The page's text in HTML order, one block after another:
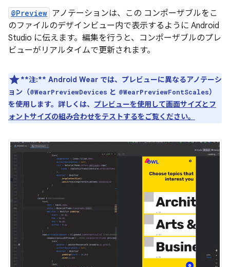
@Preview アノテーションは、この コンポーザブルをこ
のファイルのデザインビュー内で表示するように Android
Studio に伝えます。編集を行うと、コンポーザブルのプレ
ビューがリアルタイムで更新されます。
**注:** Android Wear では、プレビューに異なるアノテーシ
ョン（@WearPreviewDevices と @WearPreviewFontScales）
を使用します。詳しくは、 プレビューを使用して画面サイズとフ
ォントサイズの組み合わせをテストするをご覧ください。